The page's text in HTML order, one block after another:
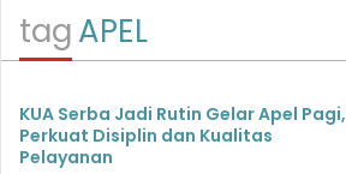
tagAPEL
KUA Serba Jadi Rutin Gelar Apel Pagi,
Perkuat Disiplin dan Kualitas
Pelayanan